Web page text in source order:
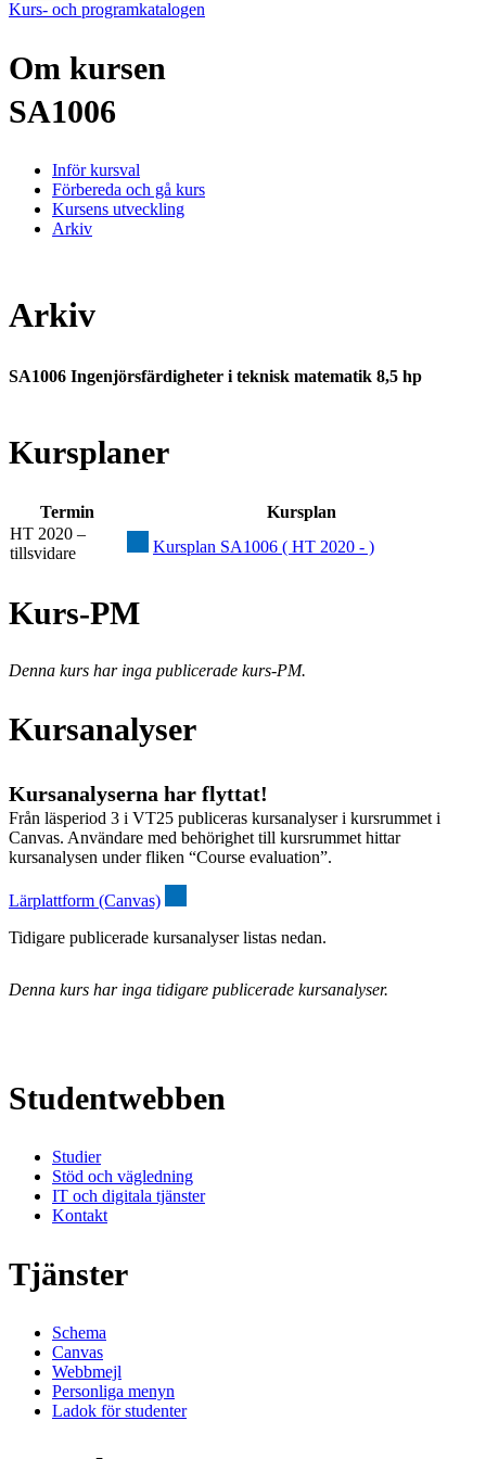
Kurs- och programkatalogen
Om kursen
SA1006
Inför kursval
Förbereda och gå kurs
Kursens utveckling
Arkiv
Arkiv
SA1006 Ingenjörsfärdigheter i teknisk matematik 8,5 hp
Kursplaner
Termin
Kursplan
HT 2020 –
tillsvidare
Kursplan SA1006 ( HT 2020 - )
Kurs-PM
Denna kurs har inga publicerade kurs-PM.
Kursanalyser
Kursanalyserna har flyttat!
Från läsperiod 3 i VT25 publiceras kursanalyser i kursrummet i
Canvas. Användare med behörighet till kursrummet hittar
kursanalysen under fliken “Course evaluation”.
Lärplattform (Canvas)
Tidigare publicerade kursanalyser listas nedan.
Denna kurs har inga tidigare publicerade kursanalyser.
Studentwebben
Studier
Stöd och vägledning
IT och digitala tjänster
Kontakt
Tjänster
Schema
Canvas
Webbmejl
Personliga menyn
Ladok för studenter